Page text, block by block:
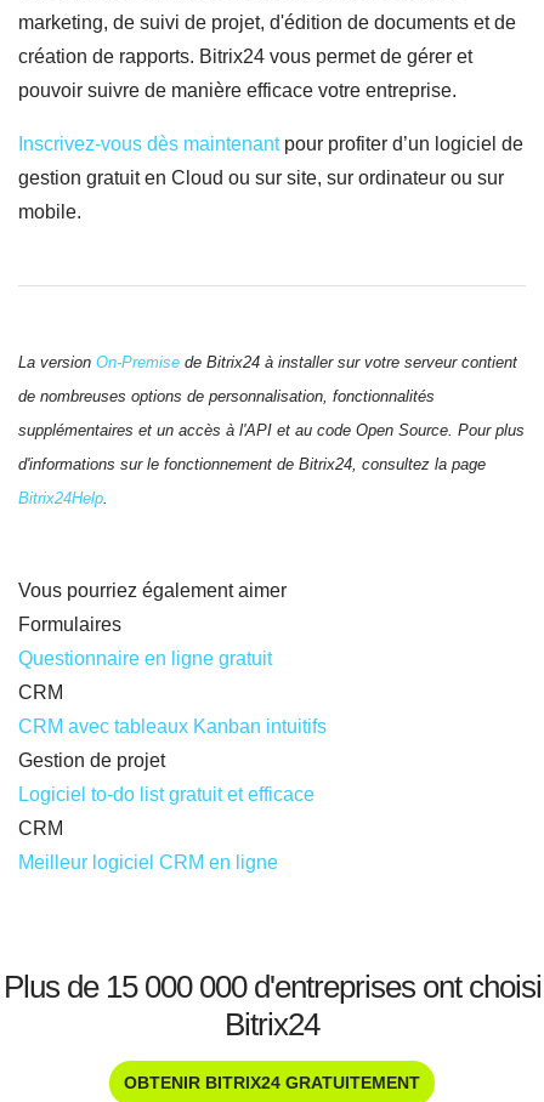
marketing, de suivi de projet, d'édition de documents et de
création de rapports. Bitrix24 vous permet de gérer et
pouvoir suivre de manière efficace votre entreprise.
Inscrivez-vous dès maintenantpour profiter d’un logiciel de
gestion gratuit en Cloud ou sur site, sur ordinateur ou sur
mobile.
La version On-Premise de Bitrix24 à installer sur votre serveur contient
de nombreuses options de personnalisation, fonctionnalités
supplémentaires et un accès à l'API et au code Open Source. Pour plus
d'informations sur le fonctionnement de Bitrix24, consultez la page
Bitrix24Help
Vous pourriez également aimer
Formulaires
Questionnaire en ligne gratuit
CRM
CRM avec tableaux Kanban intuitifs
Gestion de projet
Logiciel to-do list gratuit et efficace
CRM
Meilleur logiciel CRM en ligne
Plus de 15 000 000 d'entreprises ont choisi
Bitrix24
OBTENIR BITRIX24 GRATUITEMENT